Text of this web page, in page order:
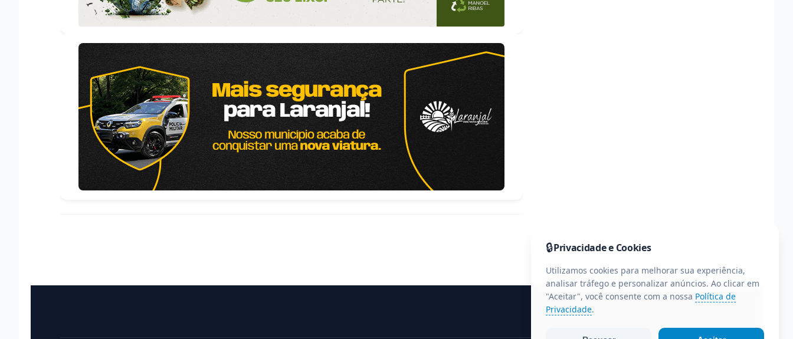
🔒Privacidade e Cookies
Utilizamos cookies para melhorar sua experiência,
analisar tráfego e personalizar anúncios. Ao clicar em
"Aceitar", você consente com a nossa Política de
Privacidade.